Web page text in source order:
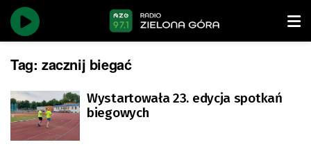
Tag: zacznij biegać
Wystartowała 23. edycja spotkań
biegowych